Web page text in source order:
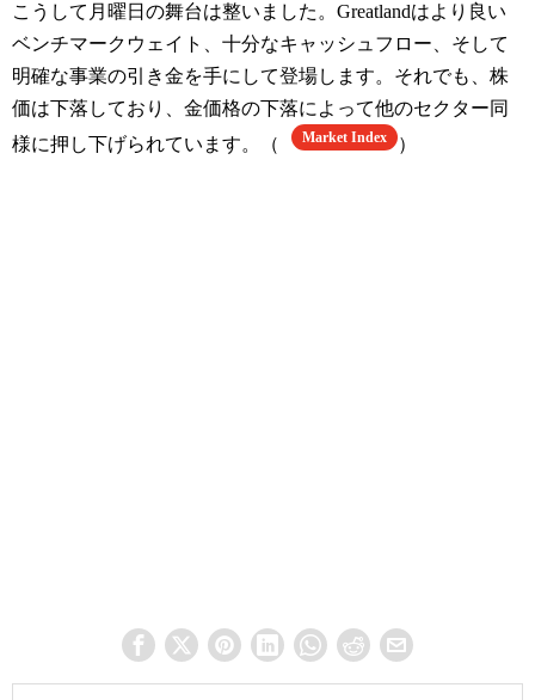
こうして月曜日の舞台は整いました。Greatlandはより良い
ベンチマークウェイト、十分なキャッシュフロー、そして
明確な事業の引き金を手にして登場します。それでも、株
価は下落しており、金価格の下落によって他のセクター同
様に押し下げられています。（
Market Index ）